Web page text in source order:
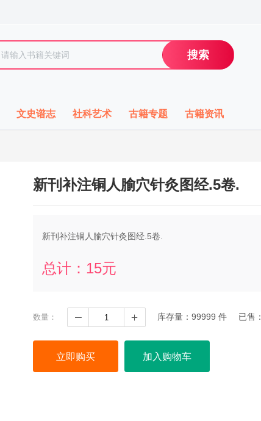
搜索
文史谱志 社科艺术 古籍专题 古籍资讯
新刊补注铜人腧穴针灸图经.5卷.
新刊补注铜人腧穴针灸图经.5卷.
总计： 15元
数量： 库存量： 99999 件 已售：
立即购买 加入购物车